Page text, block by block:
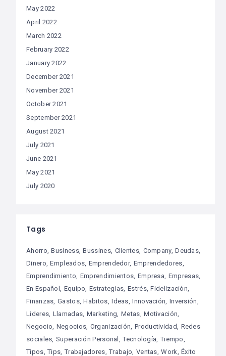
May 2022
April 2022
March 2022
February 2022
January 2022
December 2021
November 2021
October 2021
September 2021
August 2021
July 2021
June 2021
May 2021
July 2020
Tags
Ahorro Business Bussines Clientes Company Deudas
Dinero Empleados Emprendedor Emprendedores
Emprendimiento Emprendimientos Empresa Empresas
En Español Equipo Estrategias Estrés Fidelización
Finanzas Gastos Habitos Ideas Innovación Inversión
Lideres Llamadas Marketing Metas Motivación
Negocio Negocios Organización Productividad Redes
sociales Superación Personal Tecnología Tiempo
Tipos Tips Trabajadores Trabajo Ventas Work Éxito